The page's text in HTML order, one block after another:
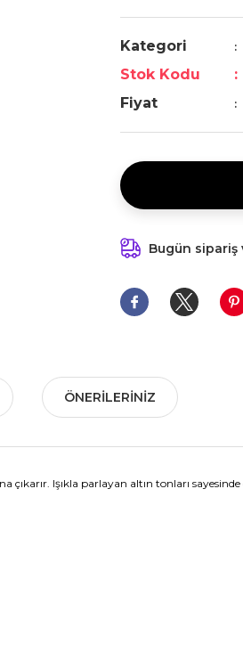
Kategori
Stok Kodu
Fiyat
Bugün
ÖNERILERINIZ
çıkarır. Işıkla parlayan altın tonları